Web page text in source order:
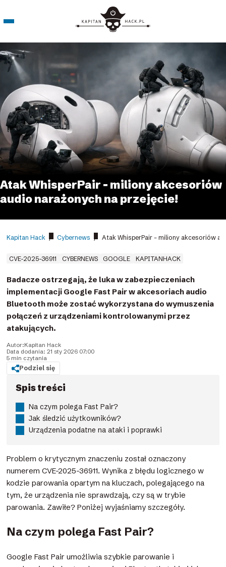
Atak WhisperPair – miliony akcesoriów
audio narażonych na przejęcie!
Kapitan Hack / Cybernews / Atak WhisperPair – miliony akcesoriów
CVE-2025-36911 CYBERNEWS GOOGLE KAPITANHACK
Badacze ostrzegają, że luka w zabezpieczeniach
implementacji Google Fast Pair w akcesoriach audio
Bluetooth może zostać wykorzystana do wymuszenia
połączeń z urządzeniami kontrolowanymi przez
atakujących.
Autor:Kapitan Hack
Data dodania: 21 sty 2026 07:00
5 min czytania
Podziel się
Spis treści
Na czym polega Fast Pair?
Jak śledzić użytkowników?
Urządzenia podatne na ataki i poprawki
Problem o krytycznym znaczeniu został oznaczony
numerem CVE-2025-36911. Wynika z błędu logicznego w
kodzie parowania opartym na kluczach, polegającego na
tym, że urządzenia nie sprawdzają, czy są w trybie
parowania. Zawiłe? Poniżej wyjaśniamy szczegóły.
Na czym polega Fast Pair?
Google Fast Pair umożliwia szybkie parowanie i